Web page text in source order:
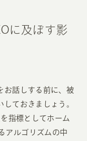
に及ぼす影
お話しする前に、被
しておきましょう。
指標としてホーム
アルゴリズムの中